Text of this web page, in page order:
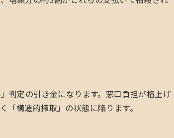
判定の引き金になります。窓口負担が格上げ
構造的搾取」の状態に陥ります。